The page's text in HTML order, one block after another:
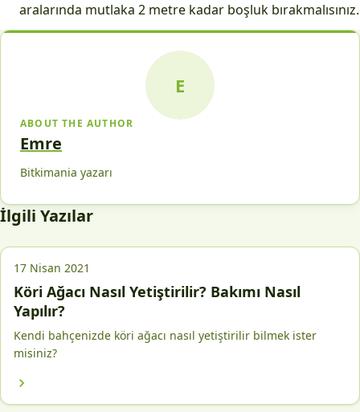
aralarında mutlaka 2 metre kadar boşluk bırakmalısınız.
E
ABOUT THE AUTHOR
Emre
Bitkimania yazarı
İlgili Yazılar
17 Nisan 2021
Köri Ağacı Nasıl Yetiştirilir? Bakımı Nasıl
Yapılır?
Kendi bahçenizde köri ağacı nasıl yetiştirilir bilmek ister
misiniz?